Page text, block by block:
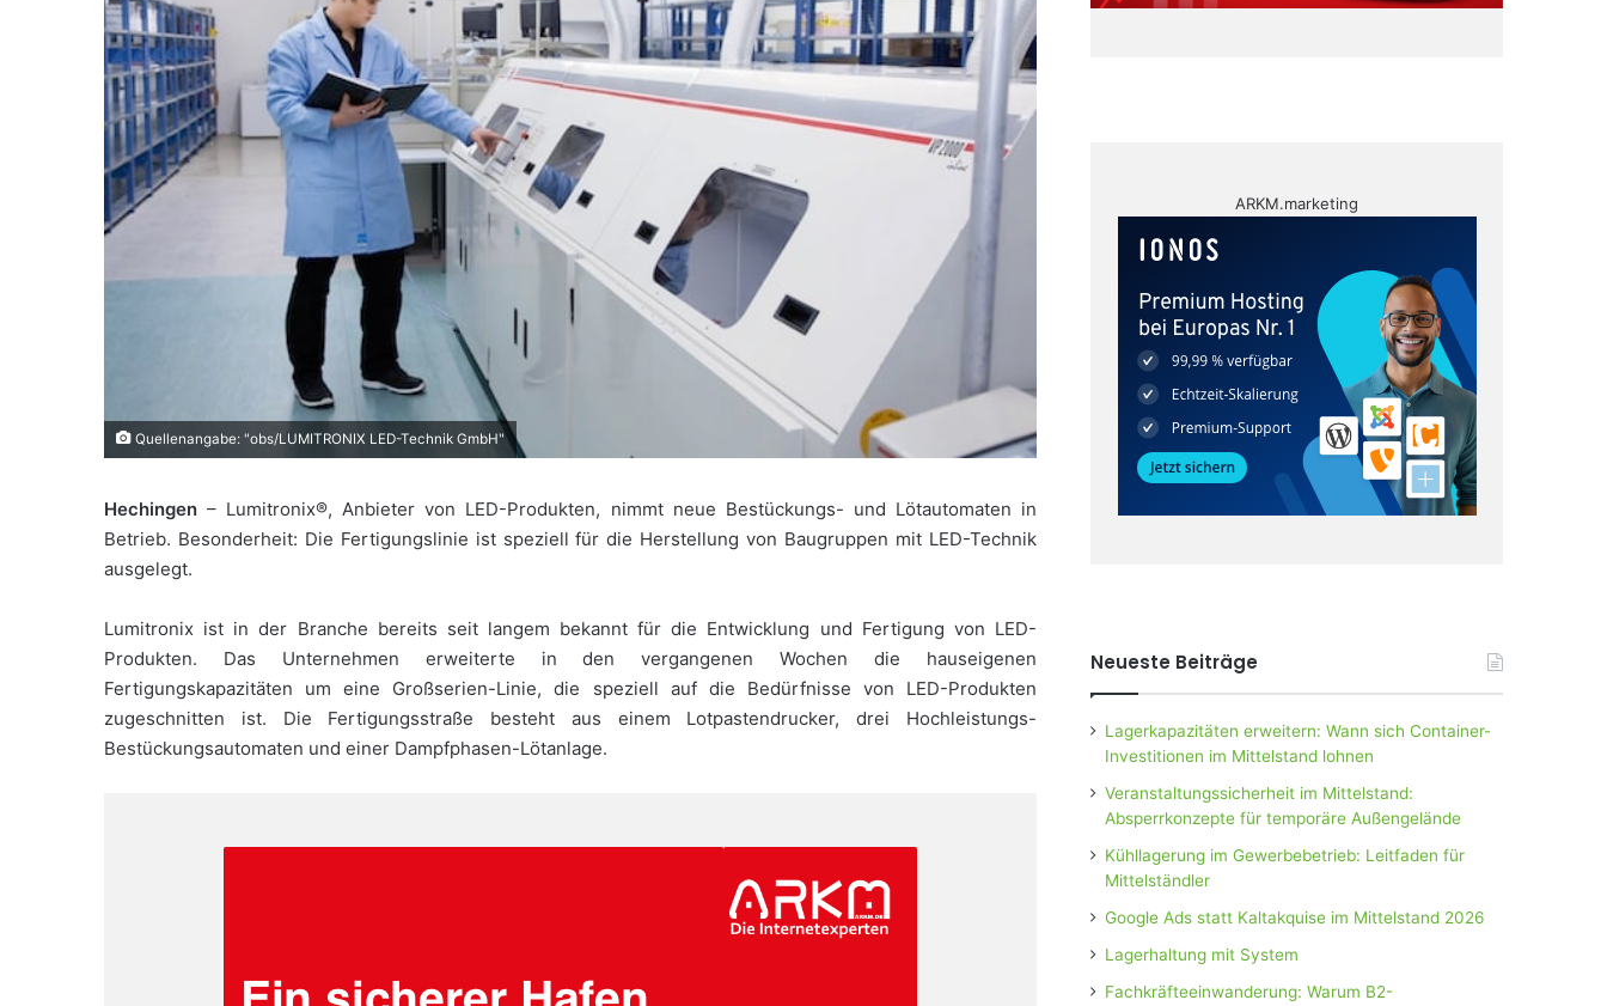
Quellenangabe: "obs/LUMITRONIX LED-Technik GmbH"
Hechingen – Lumitronix®, Anbieter von LED-Produkten, nimmt neue Bestückungs- und Lötautomaten in
Betrieb. Besonderheit: Die Fertigungslinie ist speziell für die Herstellung von Baugruppen mit LED-Technik
ausgelegt.
Lumitronix ist in der Branche bereits seit langem bekannt für die Entwicklung und Fertigung von LED-
Produkten. Das Unternehmen erweiterte in den vergangenen Wochen die hauseigenen
Fertigungskapazitäten um eine Großserien-Linie, die speziell auf die Bedürfnisse von LED-Produkten
zugeschnitten ist. Die Fertigungsstraße besteht aus einem Lotpastendrucker, drei Hochleistungs-
Bestückungsautomaten und einer Dampfphasen-Lötanlage.
ARKM.marketing
Neueste Beiträge
Lagerkapazitäten erweitern: Wann sich Container-
Investitionen im Mittelstand lohnen
Veranstaltungssicherheit im Mittelstand:
Absperrkonzepte für temporäre Außengelände
Kühllagerung im Gewerbebetrieb: Leitfaden für
Mittelständler
Google Ads statt Kaltakquise im Mittelstand 2026
Lagerhaltung mit System
Fachkräfteeinwanderung: Warum B2-